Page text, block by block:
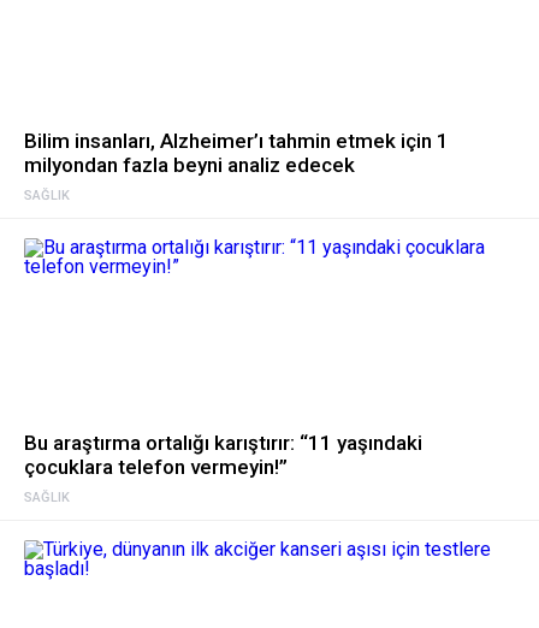
SAĞLIK
Bilim insanları, Alzheimer’ı tahmin etmek için 1
milyondan fazla beyni analiz edecek
SAĞLIK
Bu araştırma ortalığı karıştırır: “11 yaşındaki
çocuklara telefon vermeyin!”